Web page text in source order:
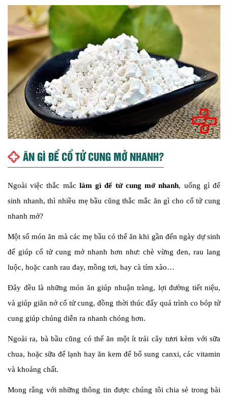
ĂN GÌ ĐỂ CỔ TỬ CUNG MỞ NHANH?
Ngoài việc thắc mắc làm gì để tử cung mở nhanh, uống gì để
sinh nhanh, thì nhiều mẹ bầu cũng thắc mắc ăn gì cho cổ tử cung
nhanh mở?
Một số món ăn mà các mẹ bầu có thể ăn khi gần đến ngày dự sinh
để giúp cổ tử cung mở nhanh hơn như: chè vừng đen, rau lang
luộc, hoặc canh rau đay, mồng tơi, hay cà tím xào…
Đây đều là những món ăn giúp nhuận tràng, lợi đường tiết niệu,
và giúp giãn nở cổ tử cung, đồng thời thúc đẩy quá trình co bóp tử
cung giúp chúng diễn ra nhanh chóng hơn.
Ngoài ra, bà bầu cũng có thể ăn một ít trái cây tươi kèm với sữa
chua, hoặc sữa để lạnh hay ăn kem để bổ sung canxi, các vitamin
và khoáng chất.
Mong rằng với những thông tin được chúng tôi chia sẻ trong bài